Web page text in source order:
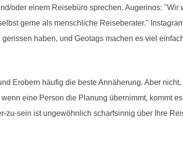
oder einem Reisebüro sprechen. Augerinos:
gerne als menschliche Reiseberater."
haben, und Geotags machen es viel
Erobern häufig die beste Annäherung. Aber
eine Person die Planung übernimmt, kommt
zu-sein ist ungewöhnlich scharfsinnig über Ihre